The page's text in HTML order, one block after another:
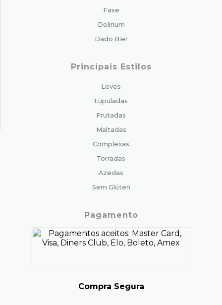
Faxe
Delirium
Dado Bier
Principais Estilos
Leves
Lupuladas
Frutadas
Maltadas
Complexas
Torradas
Azedas
Sem Glúten
Pagamento
Compra Segura